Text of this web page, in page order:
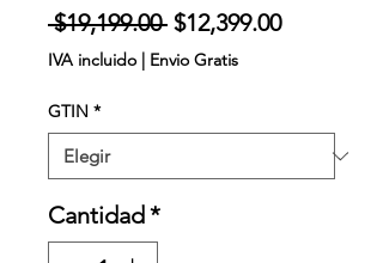
$19,199.00 Precio
$12,399.00Precio
IVA incluido Envio Gratis
GTIN *
Cantidad*